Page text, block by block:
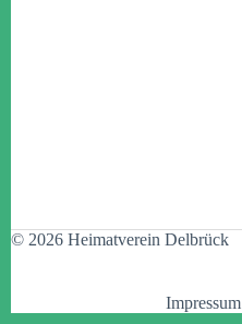
© 2026 Heimatverein Delbrück
Impressum